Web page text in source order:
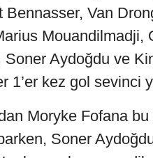
Bennasser, Van
Mouandilmadji,
Soner Aydoğdu ve
1’er kez gol sevinci
Moryke Fofana
Soner